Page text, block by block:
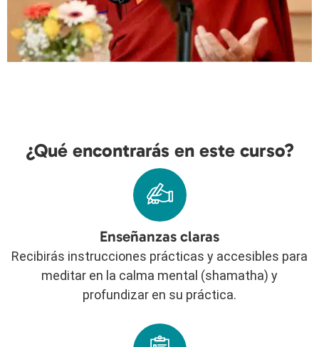
¿Qué encontrarás en este curso?
Enseñanzas claras
Recibirás instrucciones prácticas y accesibles para
meditar en la calma mental (shamatha) y
profundizar en su práctica.